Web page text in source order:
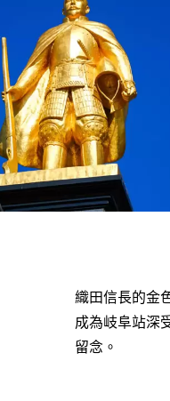
織田信長的金
成為岐阜站深
留念。